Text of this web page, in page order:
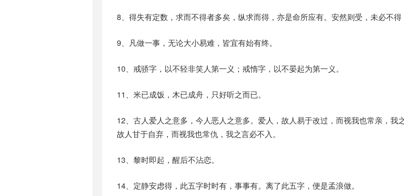
8、得失有定数，求而不得者多矣，纵求而得，亦是命所应有。安然则受，未必不得
9、凡做一事，无论大小易难，皆宜有始有终。
10、戒骄字，以不轻非笑人第一义；戒惰字，以不晏起为第一义。
11、米已成饭，木已成舟，只好听之而已。
12、古人爱人之意多，今人恶人之意多。爱人，故人易于改过，而视我也常亲，我
故人甘于自弃，而视我也常仇，我之言必不入。
13、黎时即起，醒后不沾恋。
14、定静安虑得，此五字时时有，事事有。离了此五字，便是孟浪做。